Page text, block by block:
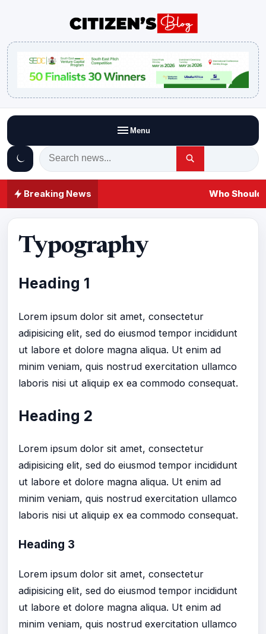
Menu
Breaking News Who
Typography
Heading 1
Lorem ipsum dolor sit amet, consectetur
adipisicing elit, sed do eiusmod tempor incididunt
ut labore et dolore magna aliqua. Ut enim ad
minim veniam, quis nostrud exercitation ullamco
laboris nisi ut aliquip ex ea commodo consequat.
Heading 2
Lorem ipsum dolor sit amet, consectetur
adipisicing elit, sed do eiusmod tempor incididunt
ut labore et dolore magna aliqua. Ut enim ad
minim veniam, quis nostrud exercitation ullamco
laboris nisi ut aliquip ex ea commodo consequat.
Heading 3
Lorem ipsum dolor sit amet, consectetur
adipisicing elit, sed do eiusmod tempor incididunt
ut labore et dolore magna aliqua. Ut enim ad
minim veniam, quis nostrud exercitation ullamco